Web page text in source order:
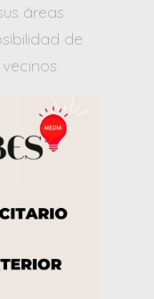
áreas
de